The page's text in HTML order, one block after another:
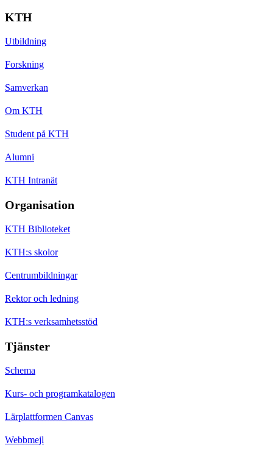
KTH
Utbildning
Forskning
Samverkan
Om KTH
Student på KTH
Alumni
KTH Intranät
Organisation
KTH Biblioteket
KTH:s skolor
Centrumbildningar
Rektor och ledning
KTH:s verksamhetsstöd
Tjänster
Schema
Kurs- och programkatalogen
Lärplattformen Canvas
Webbmejl